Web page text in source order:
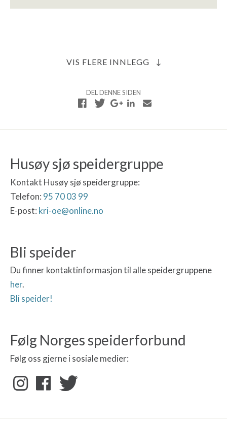
VIS FLERE INNLEGG
DEL DENNE SIDEN
Husøy sjø speidergruppe
Kontakt Husøy sjø speidergruppe:
Telefon: 95 70 03 99
E-post: kri-oe@online.no
Bli speider
Du finner kontaktinformasjon til alle speidergruppene
her.
Bli speider!
Følg Norges speiderforbund
Følg oss gjerne i sosiale medier: